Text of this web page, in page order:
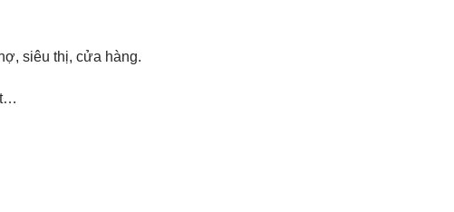
siêu thị, cửa hàng.